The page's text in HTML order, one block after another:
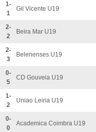
1-
1
Gil Vicente U19
2-
2
Beira Mar U19
2-
3
Belenenses U19
0-
5
CD Gouveia U19
1-
2
Uniao Leiria U19
0-
0
Academica Coimbra U19